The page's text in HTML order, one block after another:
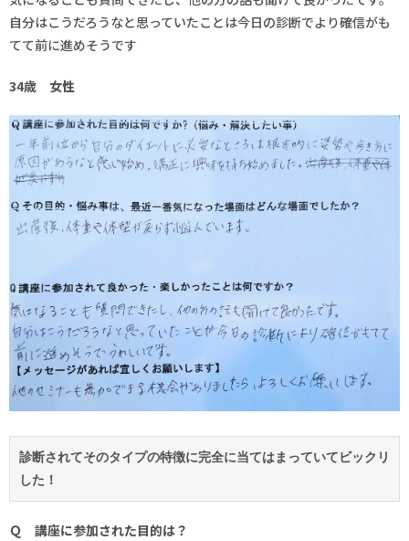
自分はこうだろうなと思っていたことは今日の診断でより確信がも
てて前に進めそうです
34歳 女性
診断されてそのタイプの特徴に完全に当てはまっていてビックリ
した！
Ｑ 講座に参加された目的は？